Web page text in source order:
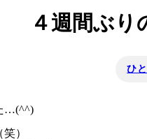
４週間ぶり
ひ
…(^^)
）